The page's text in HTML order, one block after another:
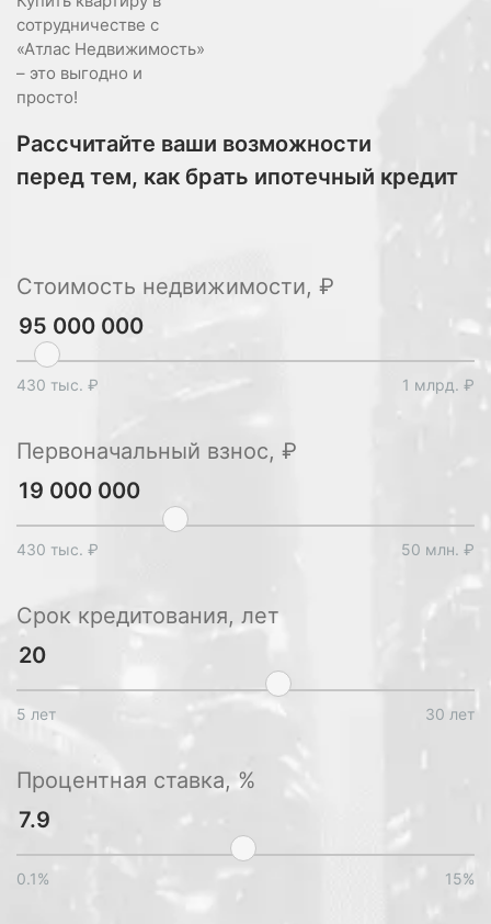
сотрудничестве с
«Атлас Недвижимость»
– это выгодно и
просто!
Рассчитайте ваши возможности
перед тем, как брать ипотечный кредит
Стоимость недвижимости, ₽
430 тыс. ₽ 1 млрд. ₽
Первоначальный взнос, ₽
430 тыс. ₽ 50 млн. ₽
Срок кредитования, лет
5 лет 30 лет
Процентная ставка, %
0.1% 15%